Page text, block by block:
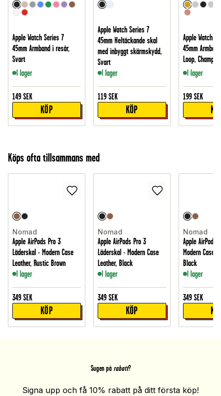
Apple Watch Series 7
45mm Armband i resår,
Svart
I lager
149 SEK
KÖP
Apple Watch Series 7
45mm Heltäckande skal
med inbyggt skärmskydd,
Svart
I lager
119 SEK
KÖP
Apple Watch
45mm
Loop,
I lager
199 SEK
Köps ofta tillsammans med
Nomad
Apple AirPods Pro 3
Läderskal - Modern Case
Leather, Rustic Brown
I lager
349 SEK
KÖP
Nomad
Apple AirPods Pro 3
Läderskal - Modern Case
Leather, Black
I lager
349 SEK
KÖP
Nomad
Apple AirPods
Modern Case
Black
I lager
349 SEK
Sugen på rabatt?
Signa upp och få 10% rabatt på ditt första köp!